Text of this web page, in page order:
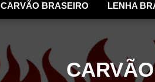
CARVÃO BRASEIRO LENHA